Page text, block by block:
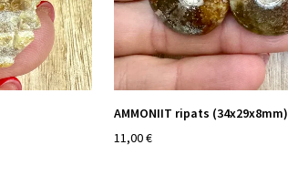
AMMONIIT ripats (34x29x8mm)
11,00 €